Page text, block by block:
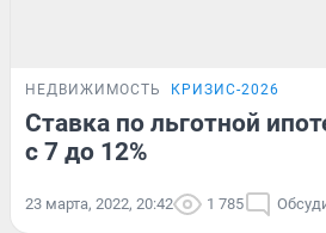
НЕДВИЖИМОСТЬ КРИЗИС-2026
Ставка по льготной
с 7 до 12%
23 марта, 2022, 20:42 1 785